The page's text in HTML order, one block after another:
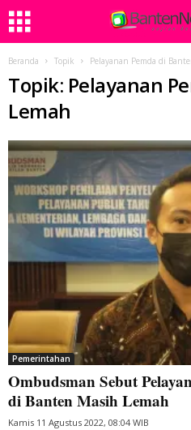
Beranda Topik Pelayanan Pemda di
Topik: Pelayanan
Lemah
Pemerintahan
Ombudsman Sebut
di Banten Masih Lemah
Kamis 11 Agustus 2022, 08:04 WIB